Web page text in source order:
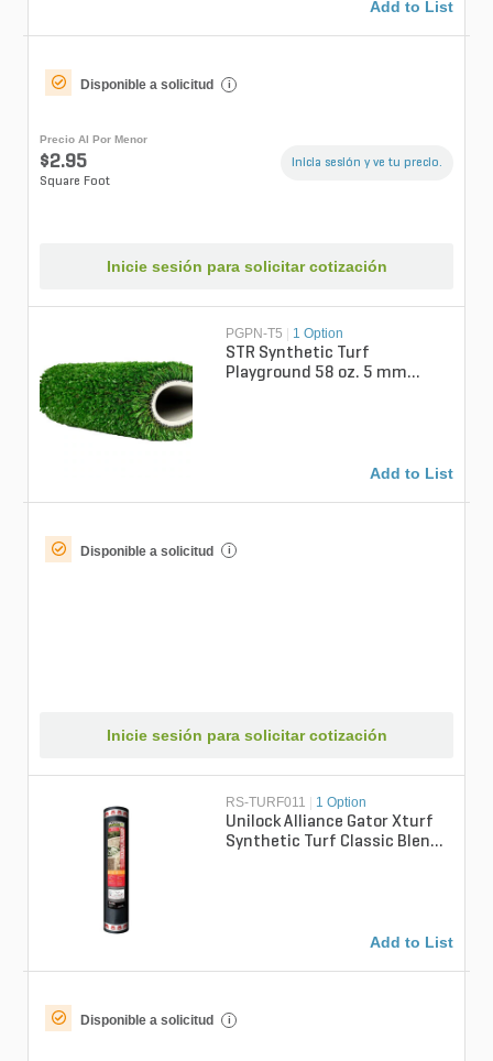
Add to List
Disponible a solicitud i
Precio Al Por Menor
$2.95
Square Foot
Inicia sesión y ve tu precio.
Inicie sesión para solicitar cotización
PGPN-T5 1 Option
STR Synthetic Turf
Playground 58 oz. 5 mm
Add to List
Disponible a solicitud i
Inicie sesión para solicitar cotización
RS-TURF011 1 Option
Unilock Alliance Gator Xturf
Synthetic Turf Classic Blend
Add to List
Disponible a solicitud i